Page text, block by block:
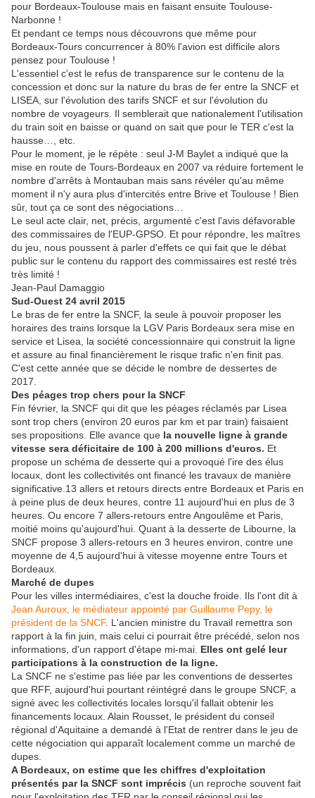
pour Bordeaux-Toulouse mais en faisant ensuite Toulouse-
Narbonne !
Et pendant ce temps nous découvrons que même pour
Bordeaux-Tours concurrencer à 80% l'avion est difficile alors
pensez pour Toulouse !
L'essentiel c'est le refus de transparence sur le contenu de la
concession et donc sur la nature du bras de fer entre la SNCF et
LISEA, sur l'évolution des tarifs SNCF et sur l'évolution du
nombre de voyageurs. Il semblerait que nationalement l'utilisation
du train soit en baisse or quand on sait que pour le TER c'est la
hausse…, etc.
Pour le moment, je le répète : seul J-M Baylet a indiqué que la
mise en route de Tours-Bordeaux en 2007 va réduire fortement le
nombre d'arrêts à Montauban mais sans révéler qu'au même
moment il n'y aura plus d'intercités entre Brive et Toulouse ! Bien
sûr, tout ça ce sont des négociations…
Le seul acte clair, net, précis, argumenté c'est l'avis défavorable
des commissaires de l'EUP-GPSO. Et pour répondre, les maîtres
du jeu, nous poussent à parler d'effets ce qui fait que le débat
public sur le contenu du rapport des commissaires est resté très
très limité !
Jean-Paul Damaggio
Sud-Ouest 24 avril 2015
Le bras de fer entre la SNCF, la seule à pouvoir proposer les
horaires des trains lorsque la LGV Paris Bordeaux sera mise en
service et Lisea, la société concessionnaire qui construit la ligne
et assure au final financièrement le risque trafic n'en finit pas.
C'est cette année que se décide le nombre de dessertes de
2017.
Des péages trop chers pour la SNCF
Fin février, la SNCF qui dit que les péages réclamés par Lisea
sont trop chers (environ 20 euros par km et par train) faisaient
ses propositions. Elle avance que la nouvelle ligne à grande
vitesse sera déficitaire de 100 à 200 millions d'euros. Et
propose un schéma de desserte qui a provoqué l'ire des élus
locaux, dont les collectivités ont financé les travaux de manière
significative.13 allers et retours directs entre Bordeaux et Paris en
à peine plus de deux heures, contre 11 aujourd'hui en plus de 3
heures. Ou encore 7 allers-retours entre Angoulême et Paris,
moitié moins qu'aujourd'hui. Quant à la desserte de Libourne, la
SNCF propose 3 allers-retours en 3 heures environ, contre une
moyenne de 4,5 aujourd'hui à vitesse moyenne entre Tours et
Bordeaux.
Marché de dupes
Pour les villes intermédiaires, c'est la douche froide. Ils l'ont dit à
Jean Auroux, le médiateur appointé par Guillaume Pepy, le
président de la SNCF. L'ancien ministre du Travail remettra son
rapport à la fin juin, mais celui ci pourrait être précédé, selon nos
informations, d'un rapport d'étape mi-mai. Elles ont gelé leur
participations à la construction de la ligne.
La SNCF ne s'estime pas liée par les conventions de dessertes
que RFF, aujourd'hui pourtant réintégré dans le groupe SNCF, a
signé avec les collectivités locales lorsqu'il fallait obtenir les
financements locaux. Alain Rousset, le président du conseil
régional d'Aquitaine a demandé à l'Etat de rentrer dans le jeu de
cette négociation qui apparaît localement comme un marché de
dupes.
A Bordeaux, on estime que les chiffres d'exploitation
présentés par la SNCF sont imprécis (un reproche souvent fait